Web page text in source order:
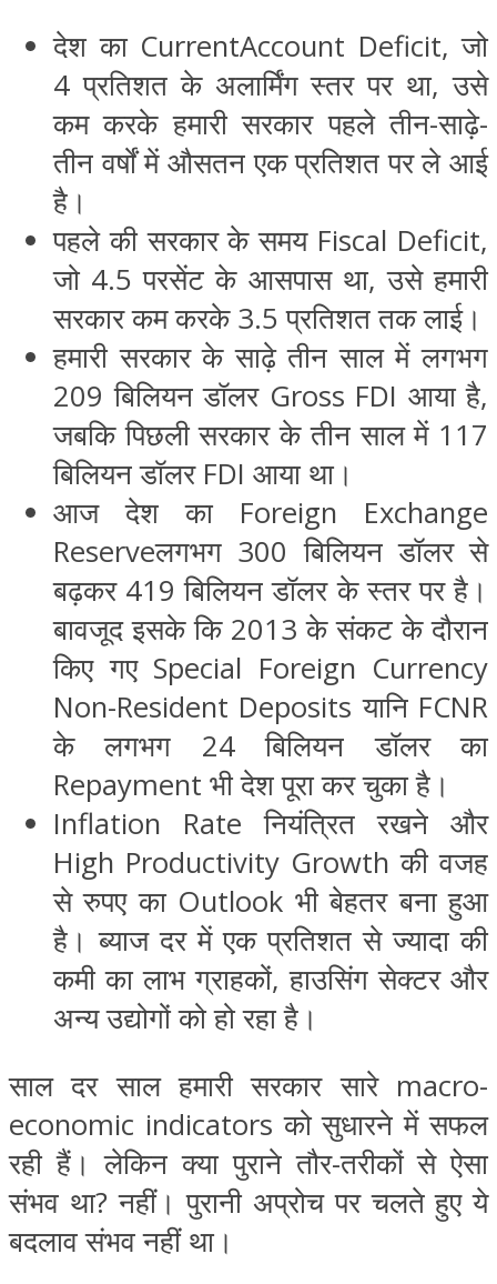
देश का CurrentAccount Deficit, जो
4 प्रतिशत के अलार्मिंग स्तर पर था, उसे
कम करके हमारी सरकार पहले तीन-साढ़े-
तीन वर्षों में औसतन एक प्रतिशत पर ले आई
है।
पहले की सरकार के समय Fiscal Deficit,
जो 4.5 परसेंट के आसपास था, उसे हमारी
सरकार कम करके 3.5 प्रतिशत तक लाई।
हमारी सरकार के साढ़े तीन साल में लगभग
209 बिलियन डॉलर Gross FDI आया है,
जबकि पिछली सरकार के तीन साल में 117
बिलियन डॉलर FDI आया था।
आज देश का Foreign Exchange
Reserveलगभग 300 बिलियन डॉलर से
बढ़कर 419 बिलियन डॉलर के स्तर पर है।
बावजूद इसके कि 2013 के संकट के दौरान
किए गए Special Foreign Currency
Non-Resident Deposits यानि FCNR
के लगभग 24 बिलियन डॉलर का
Repayment भी देश पूरा कर चुका है।
Inflation Rate नियंत्रित रखने और
High Productivity Growth की वजह
से रुपए का Outlook भी बेहतर बना हुआ
है। ब्याज दर में एक प्रतिशत से ज्यादा की
कमी का लाभ ग्राहकों, हाउसिंग सेक्टर और
अन्य उद्योगों को हो रहा है।
साल दर साल हमारी सरकार सारे macro-
economic indicators को सुधारने में सफल
रही हैं। लेकिन क्या पुराने तौर-तरीकों से ऐसा
संभव था? नहीं। पुरानी अप्रोच पर चलते हुए ये
बदलाव संभव नहीं था।